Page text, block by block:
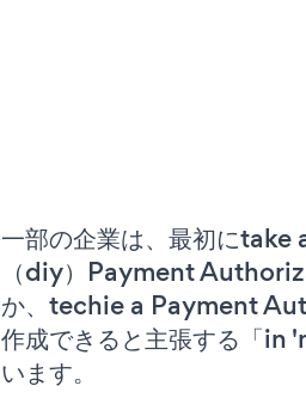
一部の企業は、最初に
（diy）Payment
か、techie a Payment
作成できると主張する「in
います。